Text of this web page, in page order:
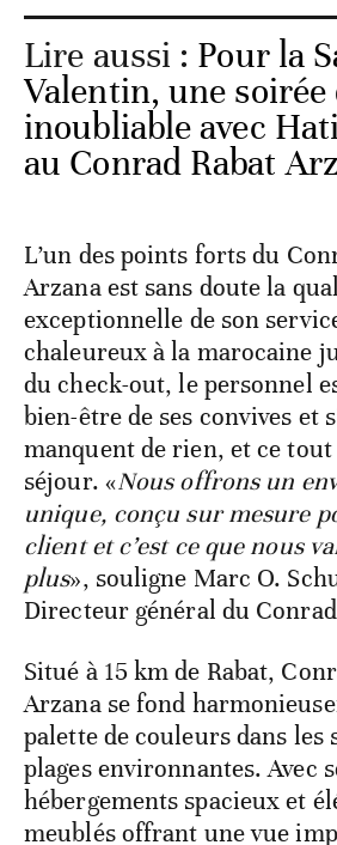
Lire aussi : Pour la
Valentin, une soirée
inoubliable avec
au Conrad Rabat
L’un des points forts du
Arzana est sans doute la
exceptionnelle de son
chaleureux à la marocaine
du check-out, le personnel
bien-être de ses convives et
manquent de rien, et ce
séjour. «Nous offrons un
unique, conçu sur mesure
client et c’est ce que nous
plus», souligne Marc O.
Directeur général du
Situé à 15 km de Rabat,
Arzana se fond
palette de couleurs dans les
plages environnantes. Avec
hébergements spacieux et
meublés offrant une vue